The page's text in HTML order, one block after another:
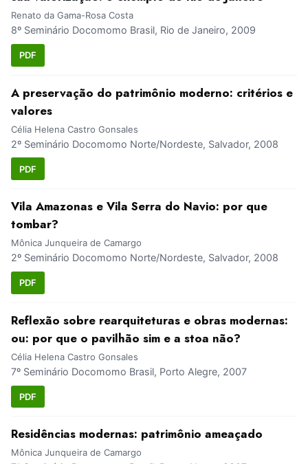
Renato da Gama-Rosa Costa
8º Seminário Docomomo Brasil, Rio de Janeiro, 2009
PDF
A preservação do patrimônio moderno: critérios e
valores
Célia Helena Castro Gonsales
2º Seminário Docomomo Norte/Nordeste, Salvador, 2008
PDF
Vila Amazonas e Vila Serra do Navio: por que
tombar?
Mônica Junqueira de Camargo
2º Seminário Docomomo Norte/Nordeste, Salvador, 2008
PDF
Reflexão sobre rearquiteturas e obras modernas:
ou: por que o pavilhão sim e a stoa não?
Célia Helena Castro Gonsales
7º Seminário Docomomo Brasil, Porto Alegre, 2007
PDF
Residências modernas: patrimônio ameaçado
Mônica Junqueira de Camargo